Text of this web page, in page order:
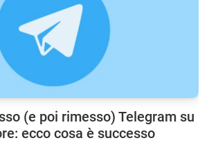
(e poi rimesso) Telegram su
ecco cosa è successo